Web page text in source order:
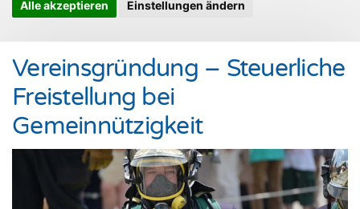
Alle akzeptieren Einstellungen ändern
Vereinsgründung – Steuerliche
Freistellung bei
Gemeinnützigkeit